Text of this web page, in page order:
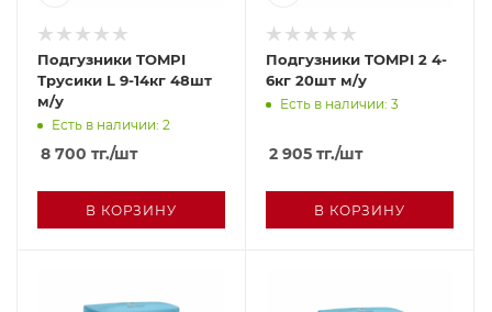
Подгузники TOMPI
Трусики L 9-14кг 48шт
м/у
Есть в наличии: 2
8 700 тг./шт
В КОРЗИНУ
Подгузники TOMPI 2 4-
6кг 20шт м/у
Есть в наличии: 3
2 905 тг./шт
В КОРЗИНУ